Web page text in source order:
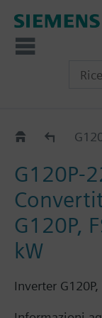
G120P..2B
G120P-
G120P,
kW
Inverter